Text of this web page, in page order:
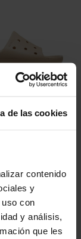
de las cookies
contenido
y
con
y análisis,
que les
unissex...